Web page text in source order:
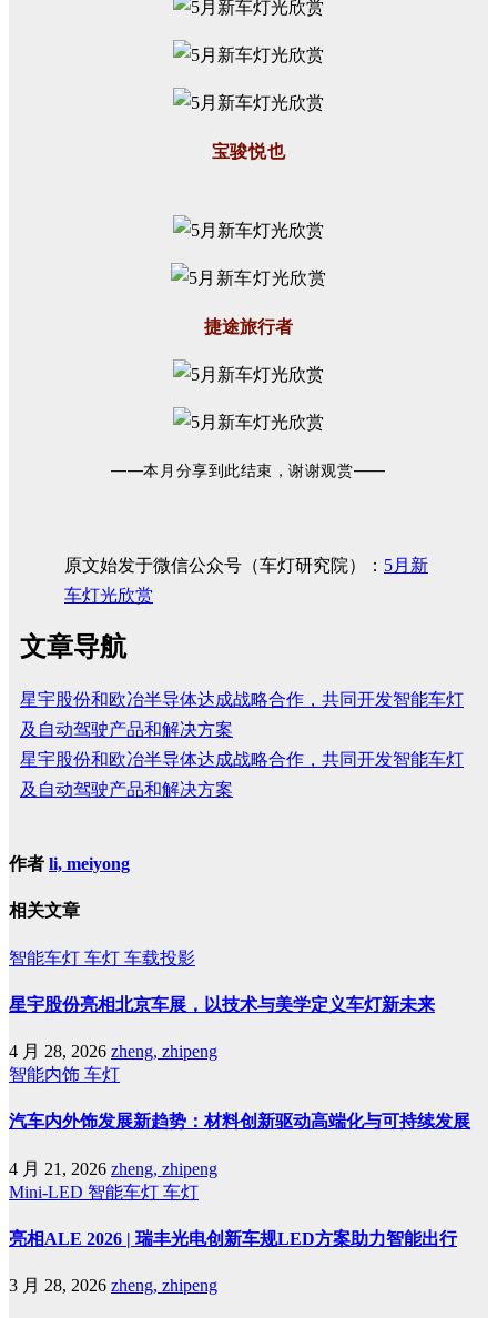
宝骏悦也
捷途旅行者
——本月分享到此结束，谢谢观赏——
原文始发于微信公众号（车灯研究院）： 5月新
车灯光欣赏
文章导航
星宇股份和欧冶半导体达成战略合作，共同开发智能车灯
及自动驾驶产品和解决方案
星宇股份和欧冶半导体达成战略合作，共同开发智能车灯
及自动驾驶产品和解决方案
作者 li, meiyong
相关文章
智能车灯 车灯 车载投影
星宇股份亮相北京车展，以技术与美学定义车灯新未来
4 月 28, 2026 zheng, zhipeng
智能内饰 车灯
汽车内外饰发展新趋势：材料创新驱动高端化与可持续发展
4 月 21, 2026 zheng, zhipeng
Mini-LED 智能车灯 车灯
亮相ALE 2026 | 瑞丰光电创新车规LED方案助力智能出行
3 月 28, 2026 zheng, zhipeng